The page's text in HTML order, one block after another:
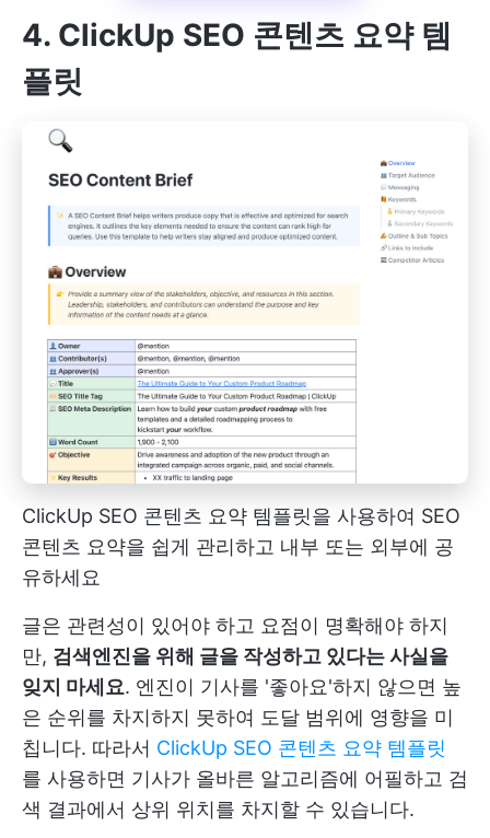
4. ClickUp SEO 콘텐츠 요약 템
플릿
ClickUp SEO 콘텐츠 요약 템플릿을 사용하여 SEO
콘텐츠 요약을 쉽게 관리하고 내부 또는 외부에 공
유하세요
글은 관련성이 있어야 하고 요점이 명확해야 하지
만, 검색엔진을 위해 글을 작성하고 있다는 사실을
잊지 마세요. 엔진이 기사를 '좋아요'하지 않으면 높
은 순위를 차지하지 못하여 도달 범위에 영향을 미
칩니다. 따라서 ClickUp SEO 콘텐츠 요약 템플릿
를 사용하면 기사가 올바른 알고리즘에 어필하고 검
색 결과에서 상위 위치를 차지할 수 있습니다.